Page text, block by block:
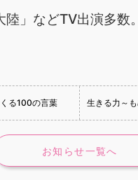
陸」などTV出演多数。
る100の言葉 生きる力～
お知らせ一覧へ